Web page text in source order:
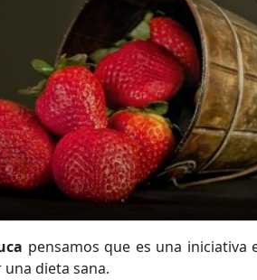
pensamos que es una
dieta sana.